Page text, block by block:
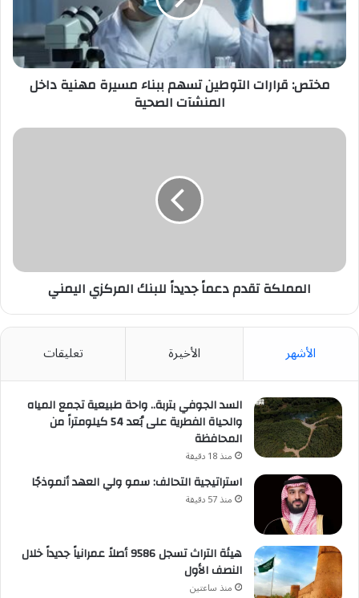
مسيرة
داخل
المنشآت
الصحية
مختص: قرارات التوطين تسهم ببناء مسيرة مهنية داخل
المنشآت الصحية
المملكة
المملكة تقدم دعماً جديداً للبنك المركزي اليمني
الأشهر الأخيرة تعليقات
السد الجوفي بتربة.. واحة طبيعية تجمع المياه
والحياة الفطرية على بُعد 54 كيلومتراً من
المحافظة
منذ 18 دقيقة
استراتيجية التحالف: سمو ولي العهد أنموذجًا
منذ 57 دقيقة
هيئة التراث تسجل 9586 أصلاً عمرانياً جديداً خلال
النصف الأول
منذ ساعتين